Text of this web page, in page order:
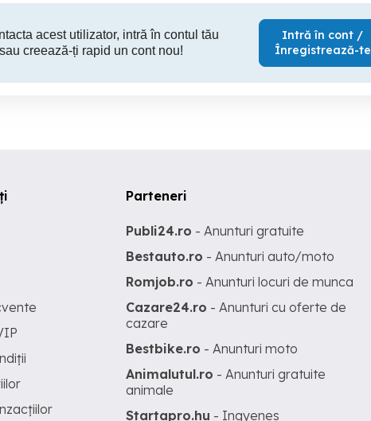
acest utilizator, intră în contul tău
creează-ți rapid un cont nou!
Intră în cont /
Înregistrează-te
Parteneri
Publi24.ro - Anunturi gratuite
Bestauto.ro - Anunturi auto/moto
Romjob.ro - Anunturi locuri de munca
Cazare24.ro - Anunturi cu oferte de
cazare
Bestbike.ro - Anunturi moto
Animalutul.ro - Anunturi gratuite
animale
Startapro.hu - Ingyenes